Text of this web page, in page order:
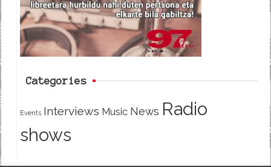
o
o
e
Categories
Events Interviews Music News Radio
shows